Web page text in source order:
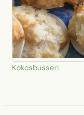
Kokosbusserl